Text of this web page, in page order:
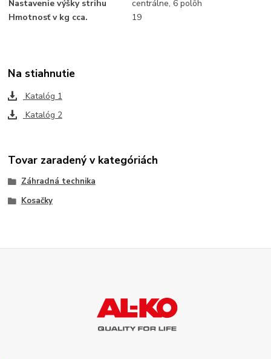
Nastavenie výšky strihu
centrálne, 6 polôh
Hmotnosť v kg cca.
19
Na stiahnutie
Katalóg 1
Katalóg 2
Tovar zaradený v kategóriách
Záhradná technika
Kosačky